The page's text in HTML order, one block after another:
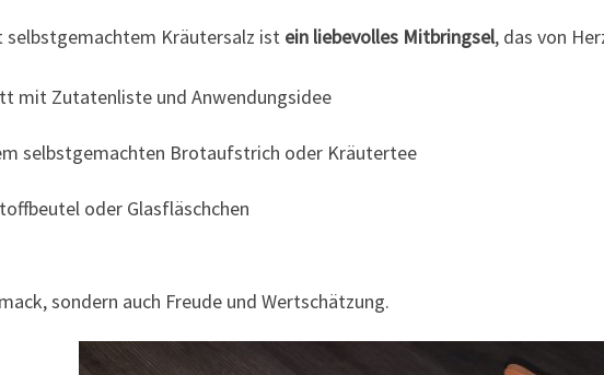
selbstgemachtem Kräutersalz ist ein liebevolles Mitbringsel, das von
mit Zutatenliste und Anwendungsidee
selbstgemachten Brotaufstrich oder Kräutertee
oder Glasfläschchen
sondern auch Freude und Wertschätzung.